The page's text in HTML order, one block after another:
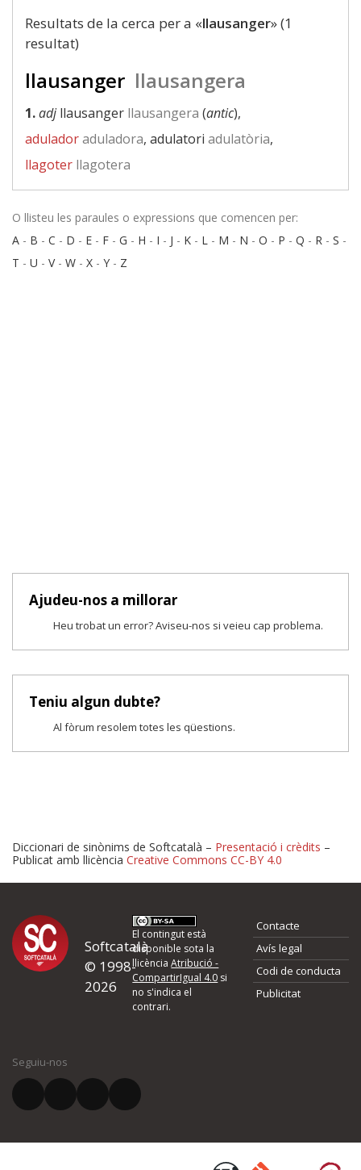
Resultats de la cerca per a «llausanger» (1
resultat)
llausanger llausangera
1.adjllausanger llausangera (antic),
aduladoraduladora, adulatori adulatòria,
llagoter llagotera
O llisteu les paraules o expressions que comencen per:
A - B - C - D - E - F - G - H - I - J - K - L - M - N - O - P - Q - R - S -
T - U - V- W - X - Y - Z
Ajudeu-nos a millorar
Heu trobat un error? Aviseu-nos si veieu cap problema.
Teniu algun dubte?
Al fòrum resolem totes les qüestions.
Proposeu-nos millores o
d'errors
Si heu trobat un error o voleu proposar alguna millora, ompliu els
quina és la millora que proposeu o l'error del qual voleu informar-
El vostre correu electrònic *
Diccionari de sinònims de Softcatalà – Presentació i crèdits –
Publicat amb llicència Creative Commons CC-BY 4.0
Softcatalà
© 1998-
2026
El contingut està
disponible sota la
llicènciaAtribució -
CompartirIgual 4.0 si
no s'indica el
contrari.
Contacte
Avís legal
Codi de conducta
Publicitat
Seguiu-nos